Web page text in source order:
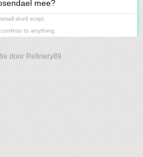
mee?
shell script.
to anything.
door Refinery89